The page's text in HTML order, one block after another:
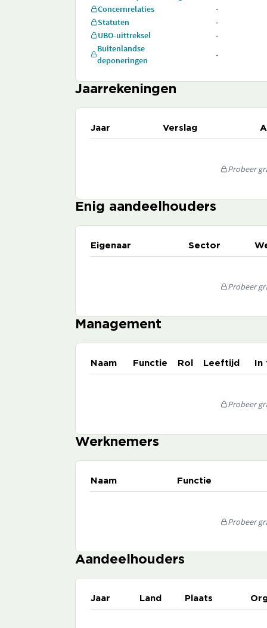
Concernrelaties
-
Statuten
-
UBO-uittreksel
-
Buitenlandse
deponeringen
-
Jaarrekeningen
Jaar Verslag
Probeer
Enig aandeelhouders
Eigenaar Sector
Probeer
Management
Naam Functie Rol Leeftijd
Probeer
Werknemers
Naam Functie
Probeer
Aandeelhouders
Jaar Land Plaats